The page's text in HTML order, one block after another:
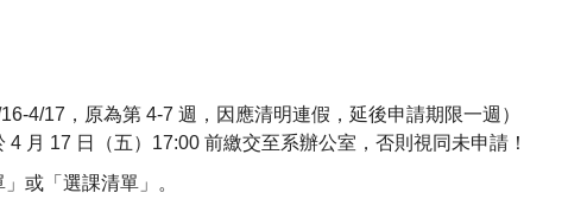
4/17，原為第 4-7 週，因應清明連假，延後申請期限一週）
月 17 日（五）17:00 前繳交至系辦公室，否則視同未申請！
或「選課清單」。